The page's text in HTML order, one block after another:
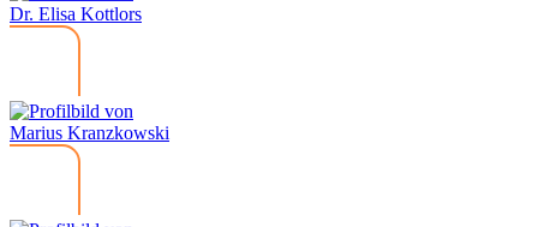
Dr. Elisa Kottlors
Marius Kranzkowski